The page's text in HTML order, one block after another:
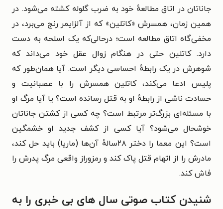
جاناتان در اتاق مطالعهٔ خود به ضرب گلوله کشته می‌شود. در
همین زمان، همسرش «کاتلین» که از آلزایمر رنج می‌برد، در
مخفی‌گاه اتاق مطالعه است؛ درحالی‌که یک اسلحه به دست
دارد. کاتلین حتی در هنگام زوال عقل خود می‌داند که
شوهرش در یک رابطهٔ احساسی دیگر است. آیا همان‌طور که
پلیس ادعا می‌کند، کاتلین همسرش را با عصبانیت و
حسادت ناشی از رابطهٔ او به قتل رسانده است؟ یا آیا مرگ او
با مسئله‌ای بزرگ‌تر مرتبط است؟ چه کسی از کشتن جاناتان
خوشحال می‌شود؟ آیا کسی از کشف جدید او خشمگین
است؟
این معما را دختر ۲۸سالهٔ آن‌ها (ماریا) باید حل کند،
مادرش را از اتهام قتل پاک کند و رمزوراز واقعی مرگ پدرش را
فاش کند.
شنیدن کتاب صوتی سال‌ های بی‌ خبری را به